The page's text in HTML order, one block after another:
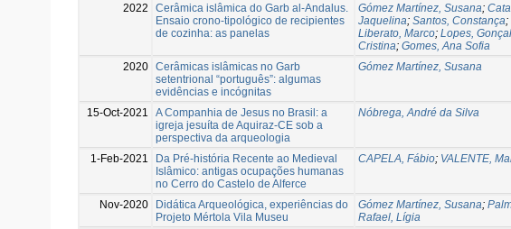
2022
Cerâmica islâmica do Garb al-Andalus.
Ensaio crono-tipológico de recipientes
de cozinha: as panelas
Gómez Martínez, Susana;
Jaquelina; Santos, Constança;
Liberato, Marco; Lopes,
Cristina; Gomes, Ana Sofia
2020 Cerâmicas islâmicas no Garb
setentrional “português”: algumas
evidências e incógnitas
Gómez Martínez, Susana
15-Oct-2021
A Companhia de Jesus no Brasil: a
igreja jesuíta de Aquiraz-CE sob a
perspectiva da arqueologia
Nóbrega, André da Silva
1-Feb-2021
Da Pré-história Recente ao Medieval
Islâmico: antigas ocupações humanas
no Cerro do Castelo de Alferce
CAPELA, Fábio; VALENTE,
Nov-2020
Didática Arqueológica, experiências do
Projeto Mértola Vila Museu
Gómez Martínez, Susana;
Rafael, Lígia